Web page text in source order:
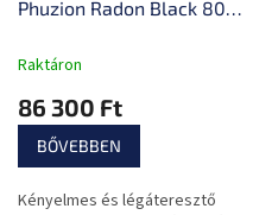
Phuzion Radon Black 80
Raktáron
86 300 Ft
BŐVEBBEN
Kényelmes és légáteresztő